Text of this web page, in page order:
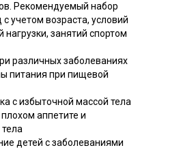
Рекомендуемый набор
учетом возраста, условий
нагрузки, занятий спортом
различных заболеваниях
питания при пищевой
с избыточной массой тела
аппетите и
детей с заболеваниями